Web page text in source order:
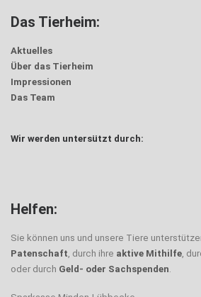
Das Tierheim:
Aktuelles
Über das Tierheim
Impressionen
Das Team
Wir werden untersützt durch:
Helfen:
Sie können uns und unsere Tiere
Patenschaft, durch ihre aktive Mithilfe,
oder durch Geld- oder Sachspenden.